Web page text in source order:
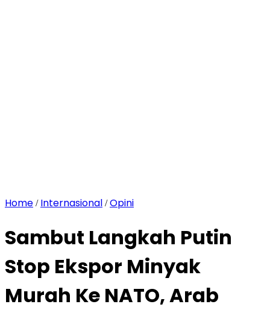
Home / Internasional /Opini
Sambut Langkah Putin
Stop Ekspor Minyak
Murah Ke NATO, Arab